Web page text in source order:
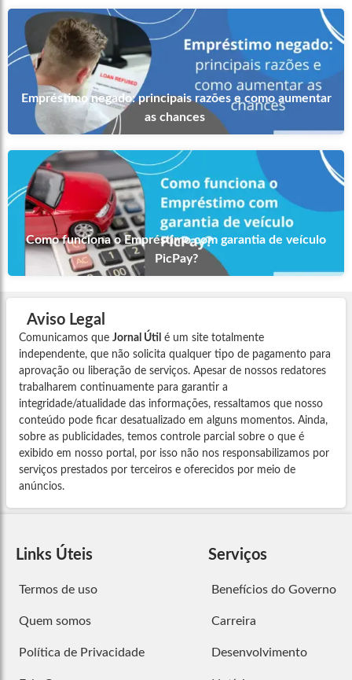
Empréstimo negado: principais razões e como aumentar
as chances
Como funciona o Empréstimo com garantia de veículo
PicPay?
Aviso Legal
Comunicamos que Jornal Útil é um site totalmente
independente, que não solicita qualquer tipo de pagamento para
aprovação ou liberação de serviços. Apesar de nossos redatores
trabalharem continuamente para garantir a
integridade/atualidade das informações, ressaltamos que nosso
conteúdo pode ficar desatualizado em alguns momentos. Ainda,
sobre as publicidades, temos controle parcial sobre o que é
exibido em nosso portal, por isso não nos responsabilizamos por
serviços prestados por terceiros e oferecidos por meio de
anúncios.
Links Úteis
Termos de uso
Quem somos
Política de Privacidade
Serviços
Benefícios do Governo
Carreira
Desenvolvimento